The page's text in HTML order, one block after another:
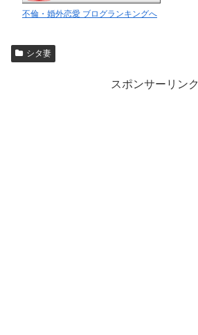
不倫・婚外恋愛 ブログランキングへ
シタ妻
スポンサーリンク